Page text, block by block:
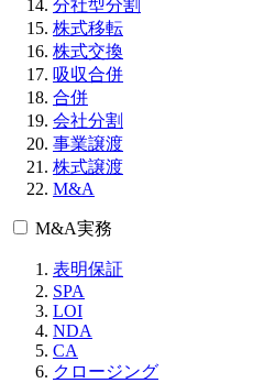
分社型分割
株式移転
株式交換
吸収合併
合併
会社分割
事業譲渡
株式譲渡
M&A
M&A実務
表明保証
SPA
LOI
NDA
CA
クロージング